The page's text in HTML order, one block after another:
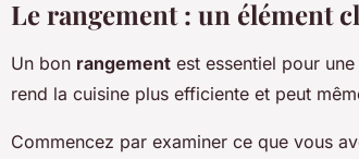
Le rangement : un élément
Un bon rangement est essentiel pour
rend la cuisine plus efficiente et peut
Commencez par examiner ce que vous